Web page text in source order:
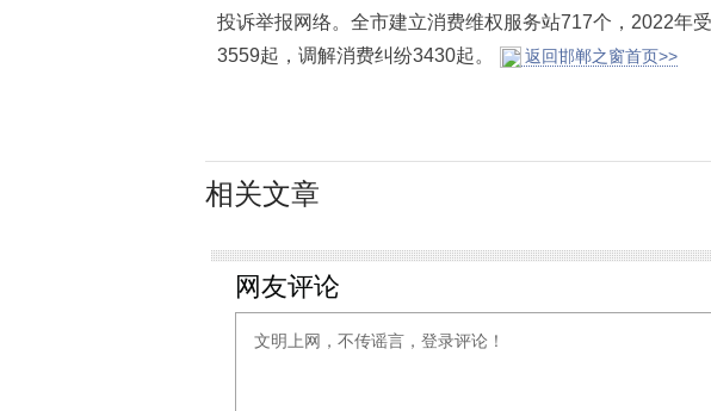
投诉举报网络。全市建立消费维权服务站717个，2022年
3559起，调解消费纠纷3430起。
返回邯郸之窗首页>>
相关文章